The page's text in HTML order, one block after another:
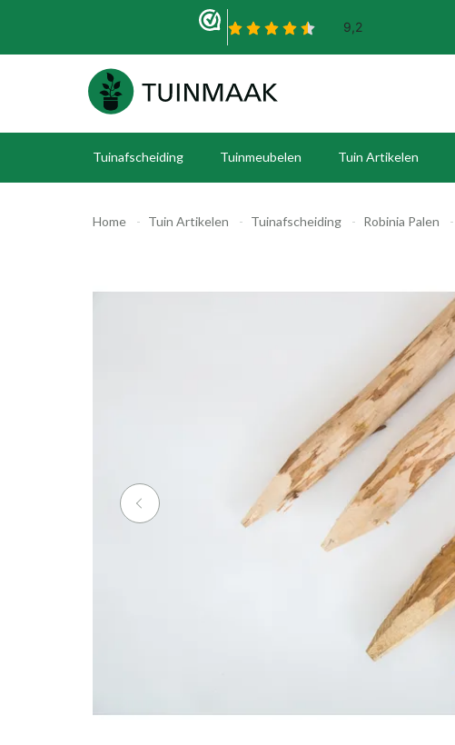
Tuinafscheiding Tuinmeubelen Tuin Artikelen
Home Tuin Artikelen Tuinafscheiding Robinia Palen